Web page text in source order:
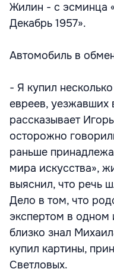
Жилин - с эсминца
Декабрь 1957».
Автомобиль в
- Я купил
евреев, уезжавших
рассказывает
осторожно
раньше
мира искусства»,
выяснил, что речь
Дело в том, что
экспертом в одном
близко знал
купил картины,
Светловых.